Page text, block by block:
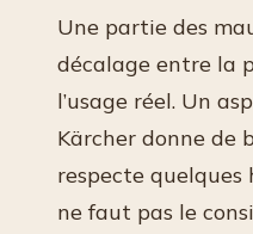
Une partie des
décalage entre la
l’usage réel. Un
Kärcher donne de
respecte quelques
ne faut pas le